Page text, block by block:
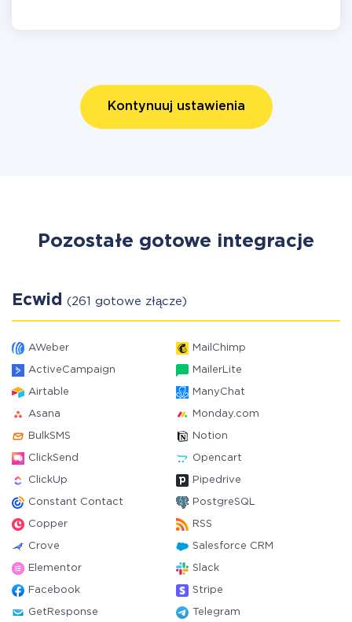
Kontynuuj ustawienia
Pozostałe gotowe integracje
Ecwid (261 gotowe złącze)
AWeber MailChimp
ActiveCampaign MailerLite
Airtable ManyChat
Asana Monday.com
BulkSMS Notion
ClickSend Opencart
ClickUp Pipedrive
Constant Contact PostgreSQL
Copper RSS
Crove Salesforce CRM
Elementor Slack
Facebook Stripe
GetResponse Telegram